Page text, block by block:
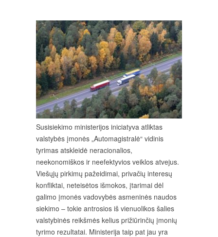
Susisiekimo ministerijos iniciatyva atliktas
valstybės įmonės „Automagistralė“ vidinis
tyrimas atskleidė neracionalios,
neekonomiškos ir neefektyvios veiklos atvejus.
Viešųjų pirkimų pažeidimai, privačių interesų
konfliktai, neteisėtos išmokos, įtarimai dėl
galimo įmonės vadovybės asmeninės naudos
siekimo – tokie antrosios iš vienuolikos šalies
valstybinės reikšmės kelius prižiūrinčių įmonių
tyrimo rezultatai. Ministerija taip pat jau yra